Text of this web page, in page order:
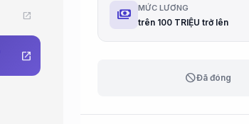
open_in_new
open_in_new
payments MỨC LƯƠNG
trên 100 TRIỆU trở lên
blockĐã đóng